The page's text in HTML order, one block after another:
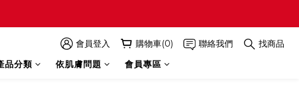
會員登入 購物車(0) 聯絡我們
找商品
品分類 依肌膚問題 會員專區